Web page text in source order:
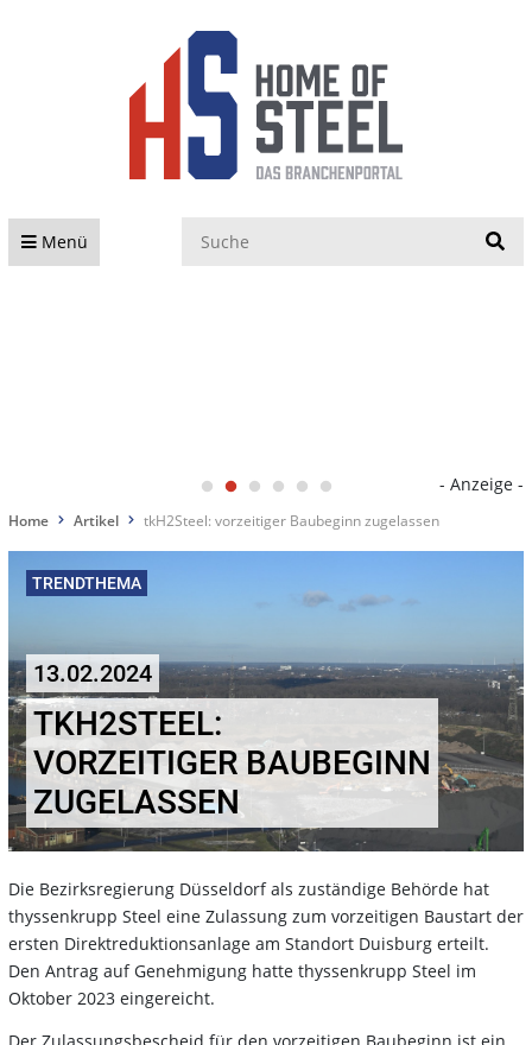
Menü
- Anzeige -
Home Artikel tkH2Steel: vorzeitiger Baubeginn zugelassen
TRENDTHEMA
13.02.2024
TKH2STEEL:
VORZEITIGER BAUBEGINN
ZUGELASSEN
Die Bezirksregierung Düsseldorf als zuständige Behörde hat
thyssenkrupp Steel eine Zulassung zum vorzeitigen Baustart der
ersten Direktreduktionsanlage am Standort Duisburg erteilt.
Den Antrag auf Genehmigung hatte thyssenkrupp Steel im
Oktober 2023 eingereicht.